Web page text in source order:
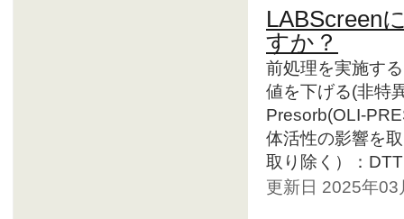
LABScreen
すか？
前処理を実施す
値を下げる(非特
Presorb(OLI-
体活性の影響を
取り除く）：
更新日 2025年